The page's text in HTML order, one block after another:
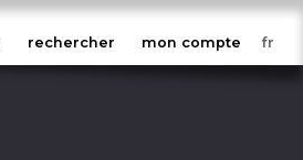
rechercher mon compte